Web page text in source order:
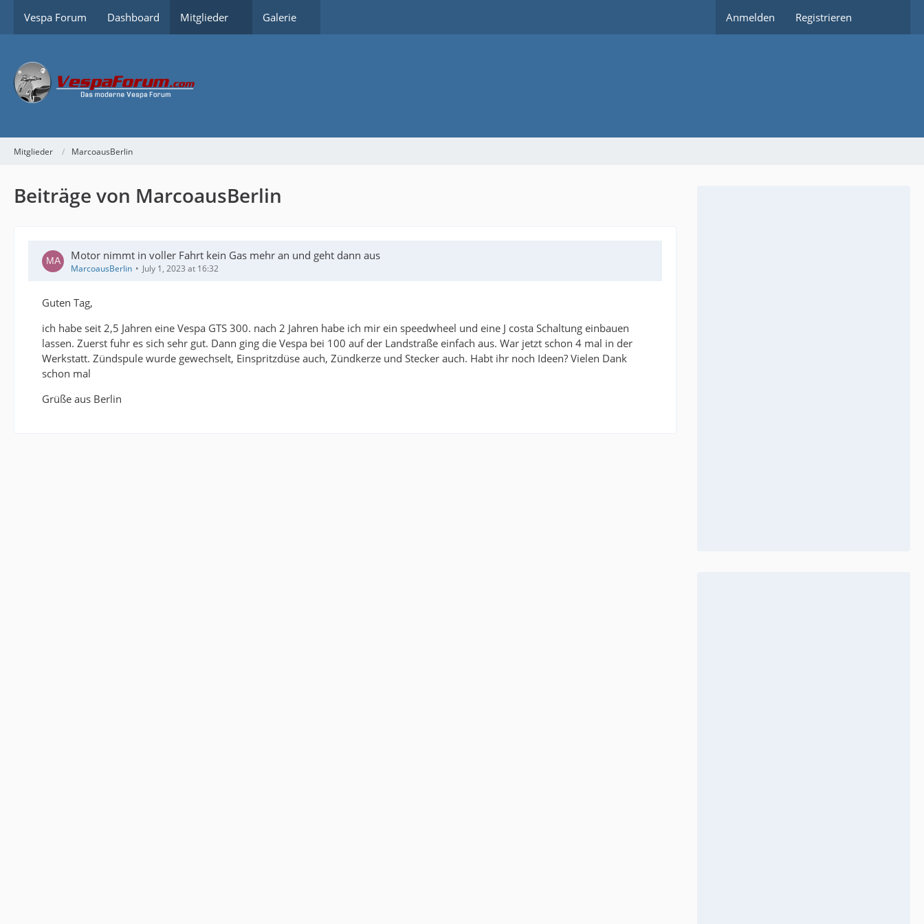
Vespa Forum Dashboard Mitglieder Galerie Anmelden Registrieren
Mitglieder MarcoausBerlin
Beiträge von MarcoausBerlin
Motor nimmt in voller Fahrt kein Gas mehr an und geht dann aus
MarcoausBerlin July 1, 2023 at 16:32
Guten Tag,
ich habe seit 2,5 Jahren eine Vespa GTS 300. nach 2 Jahren habe ich mir ein speedwheel und eine J costa Schaltung einbauen
lassen. Zuerst fuhr es sich sehr gut. Dann ging die Vespa bei 100 auf der Landstraße einfach aus. War jetzt schon 4 mal in der
Werkstatt. Zündspule wurde gewechselt, Einspritzdüse auch, Zündkerze und Stecker auch. Habt ihr noch Ideen? Vielen Dank
schon mal
Grüße aus Berlin